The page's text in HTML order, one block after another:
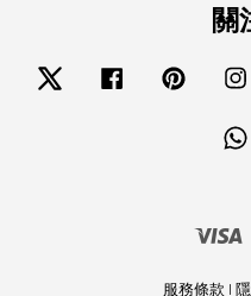
關
Twitter Facebook Pinterest
服務條款 |